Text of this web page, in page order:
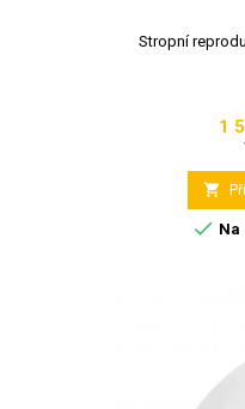
Stropní
1

 Na